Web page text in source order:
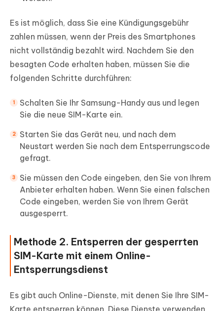
Es ist möglich, dass Sie eine Kündigungsgebühr
zahlen müssen, wenn der Preis des Smartphones
nicht vollständig bezahlt wird. Nachdem Sie den
besagten Code erhalten haben, müssen Sie die
folgenden Schritte durchführen:
Schalten Sie Ihr Samsung-Handy aus und legen
Sie die neue SIM-Karte ein.
Starten Sie das Gerät neu, und nach dem
Neustart werden Sie nach dem Entsperrungscode
gefragt.
Sie müssen den Code eingeben, den Sie von Ihrem
Anbieter erhalten haben. Wenn Sie einen falschen
Code eingeben, werden Sie von Ihrem Gerät
ausgesperrt.
Methode 2. Entsperren der gesperrten
SIM-Karte mit einem Online-
Entsperrungsdienst
Es gibt auch Online-Dienste, mit denen Sie Ihre SIM-